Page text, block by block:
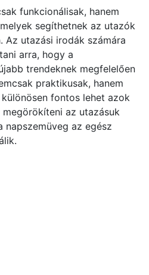
funkcionálisak, hanem
segíthetnek az utazók
Az utazási irodák számára
arra, hogy a
trendeknek megfelelően
praktikusak, hanem
fontos lehet azok
az utazásuk
napszemüveg az egész